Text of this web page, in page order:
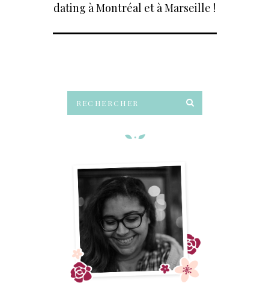
dating à Montréal et à Marseille !